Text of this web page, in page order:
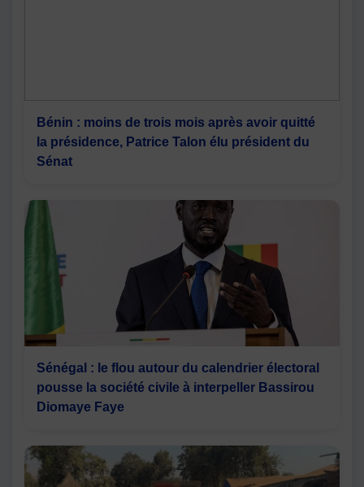
Bénin : moins de trois mois après avoir quitté
la présidence, Patrice Talon élu président du
Sénat
Sénégal : le flou autour du calendrier électoral
pousse la société civile à interpeller Bassirou
Diomaye Faye